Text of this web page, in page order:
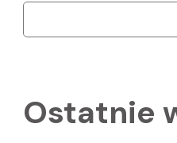
Ostatnie